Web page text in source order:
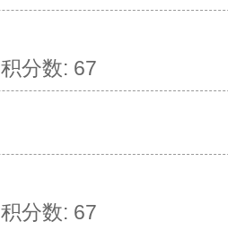
积分数: 67
积分数: 67